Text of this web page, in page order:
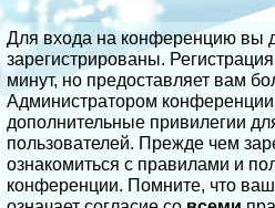
Для входа на конференцию вы
зарегистрированы.
минут, но предоставляет вам
Администратором
дополнительные привилегии
пользователей. Прежде чем
ознакомиться с правилами и
конференции. Помните, что